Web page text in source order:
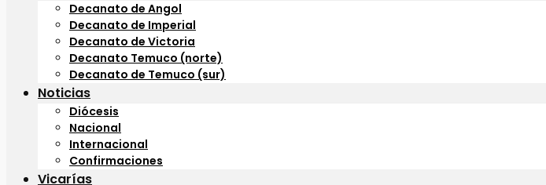
Decanato de Angol
Decanato de Imperial
Decanato de Victoria
Decanato Temuco (norte)
Decanato de Temuco (sur)
Noticias
Diócesis
Nacional
Internacional
Confirmaciones
Vicarías